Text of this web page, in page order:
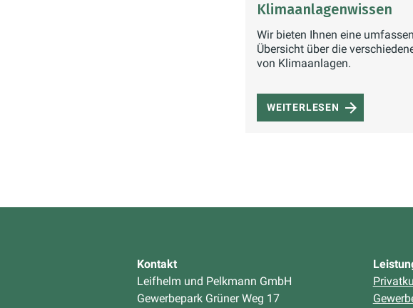
Klimaanlagenwissen
Wir bieten Ihnen eine
Übersicht über die
von Klimaanlagen.
WEITERLESEN
Kontakt
Leifhelm und Pelkmann GmbH
Gewerbepark Grüner Weg 17